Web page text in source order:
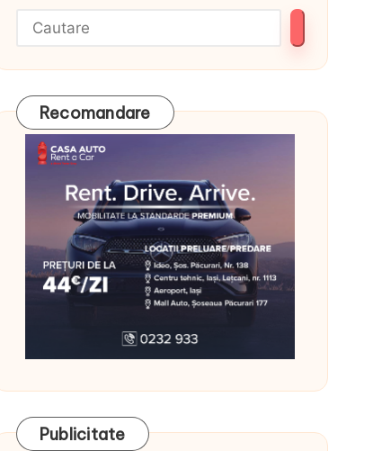
Recomandare
Publicitate